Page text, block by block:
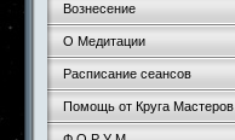
Вознесение
О Медитации
Расписание сеансов
Помощь от Круга Мастеров